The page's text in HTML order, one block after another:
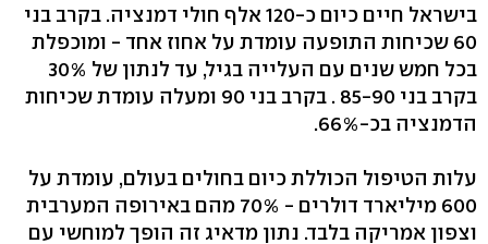
בישראל חיים כיום כ-120 אלף חולי דמנציה. בקרב בני
60 שכיחות התופעה עומדת על אחוז אחד - ומוכפלת
בכל חמש שנים עם העלייה בגיל, עד לנתון של 30%
בקרב בני 85-90 . בקרב בני 90 ומעלה עומדת שכיחות
הדמנציה בכ-66%.
עלות הטיפול הכוללת כיום בחולים בעולם, עומדת על
600 מיליארד דולרים - 70% מהם באירופה המערבית
וצפון אמריקה בלבד. נתון מדאיג זה הופך למוחשי עם